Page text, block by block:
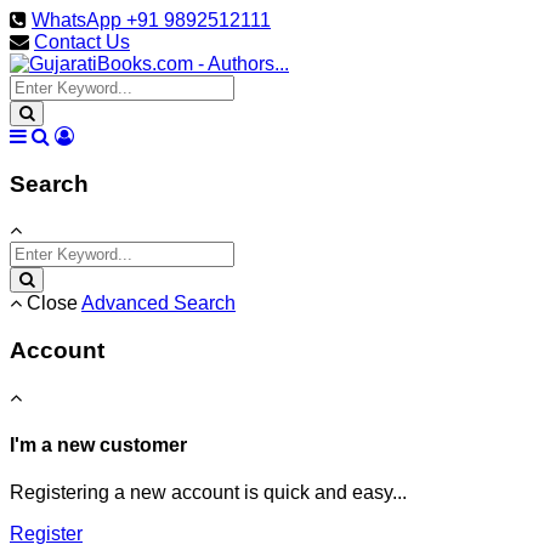
WhatsApp +91 9892512111
Contact Us
Search
CloseAdvanced Search
Account
I'm a new customer
Registering a new account is quick and easy...
Register